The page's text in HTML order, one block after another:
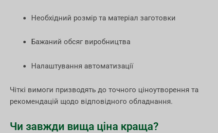
Необхідний розмір та матеріал заготовки
Бажаний обсяг виробництва
Налаштування автоматизації
Чіткі вимоги призводять до точного ціноутворення та
рекомендацій щодо відповідного обладнання.
Чи завжди вища ціна краща?